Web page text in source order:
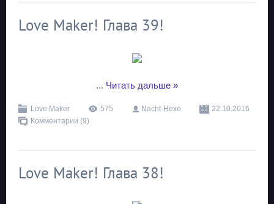
Love Maker! Глава 39!
... Читать дальше »
Love Maker 575 Nacht-Hexe
22.10.2016
Комментарии (9)
Love Maker! Глава 38!